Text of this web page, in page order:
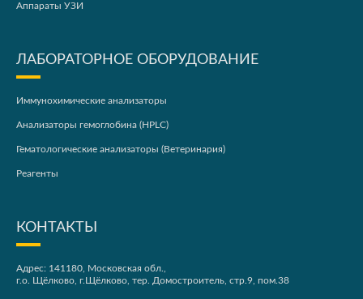
Аппараты УЗИ
ЛАБОРАТОРНОЕ ОБОРУДОВАНИЕ
Иммунохимические анализаторы
Анализаторы гемоглобина (HPLC)
Гематологические анализаторы (Ветеринария)
Реагенты
КОНТАКТЫ
Адрес: 141180, Московская обл.,
г.о. Щёлково, г.Щёлково, тер. Домостроитель, стр.9, пом.38